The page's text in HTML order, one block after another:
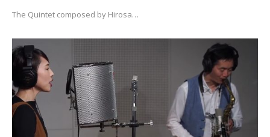
The Quintet composed by Hirosa…